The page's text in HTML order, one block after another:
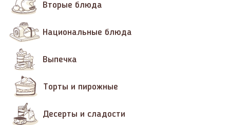
Вторые блюда
Национальные блюда
Выпечка
Торты и пирожные
Десерты и сладости